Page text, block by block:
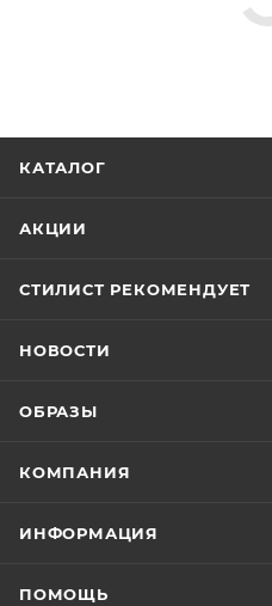
КАТАЛОГ
АКЦИИ
СТИЛИСТ РЕКОМЕНДУЕТ
НОВОСТИ
ОБРАЗЫ
КОМПАНИЯ
ИНФОРМАЦИЯ
ПОМОЩЬ